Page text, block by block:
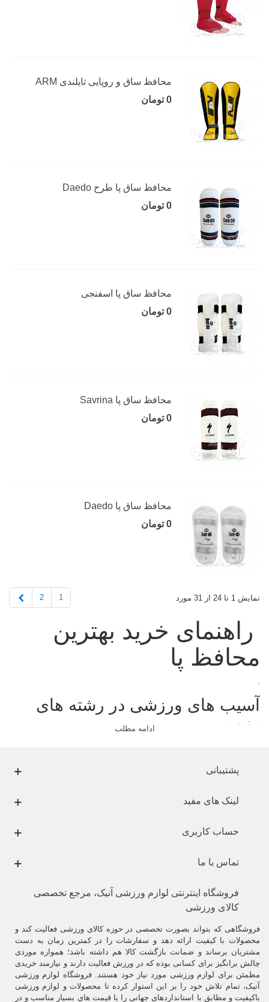
محافظ ساق و روپایی تایلندی ARM
0 تومان
محافظ ساق پا طرح Daedo
0 تومان
محافظ ساق پا اسفنجی
0 تومان
محافظ ساق پا Savrina
0 تومان
محافظ ساق پا Daedo
0 تومان
نمایش 1 تا 24 از 31 مورد 1
2
راهنمای خرید بهترین
محافظ پا
.
آسیب های ورزشی در رشته های
رزمی
پرداختن به ورزشهای رزمی در بین افراد با هدف های مختلفی صورت می
این امر می تواند به عنوان هنری در جهت تناسب اندام و افزایش انعطاف
پذیری یا برای رقابت و مسابقه و یا به منظور دفاع شخصی مورد استفاده قرار
کشتی است.میزان بروز صدمات با میزان مهارت ورزشکار ( رنگ کمربند )
رابطه معکوس دارد.
قرار دارد ( بخاطر استفاده از مانورهای ترکیبی و خطرناکتر ).
لذا هر چه فرد با مهارت تر و حرفه ای تر شود، اگرچه میزان آسیب ها در وی
کاهش می یابد، اما اگر صدمه ببیند احتمال شدیدتر بودن آن افزایش می یابد.
.
ادامه مطلب
پشتیبانی
لینک های مفید
حساب کاربری
تماس با ما
فروشگاه اینترنتی لوازم ورزشی آنیک، مرجع تخصصی
کالای ورزشی
فروشگاهی که بتواند بصورت تخصصی در حوزه کالای ورزشی فعالیت کند و
محصولات با کیفیت ارائه دهد و سفارشات را در کمترین زمان به دست
مشتریان برساند و ضمانت بازگشت کالا هم داشته باشد؛ همواره موردی
چالش برانگیز برای کسانی بوده که در ورزش فعالیت دارند و نیازمند خریدی
مطمئن برای لوازم ورزشی مورد نیاز خود هستند. فروشگاه لوازم ورزشی
آنیک، تمام تلاش خود را بر این استوار کرده تا محصولات و لوازم ورزشی
باکیفیت و مطابق با استانداردهای جهانی را با قیمت های بسیار مناسب و در